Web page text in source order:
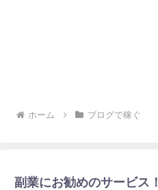
ホーム ブログで稼ぐ
副業にお勧めのサービス！